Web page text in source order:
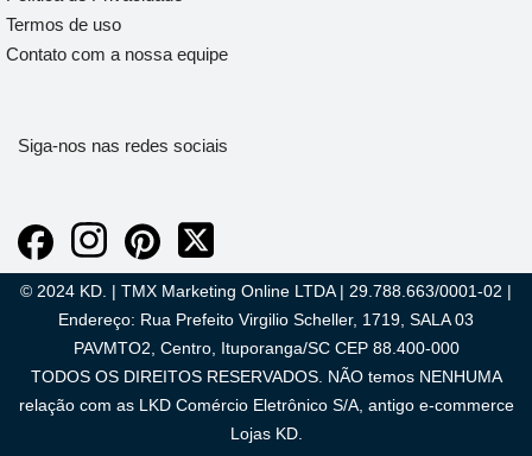
Termos de uso
Contato com a nossa equipe
Siga-nos nas redes sociais
© 2024 KD. | TMX Marketing Online LTDA | 29.788.663/0001-02 |
Endereço: Rua Prefeito Virgilio Scheller, 1719, SALA 03
PAVMTO2, Centro, Ituporanga/SC CEP 88.400-000
TODOS OS DIREITOS RESERVADOS. NÃO temos NENHUMA
relação com as LKD Comércio Eletrônico S/A, antigo e-commerce
Lojas KD.